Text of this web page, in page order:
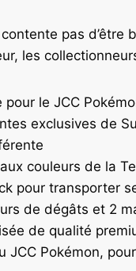
contente pas
les
pour le JCC
exclusives de
couleurs de la
pour transporter
de dégâts et 2
de qualité
JCC Pokémon,